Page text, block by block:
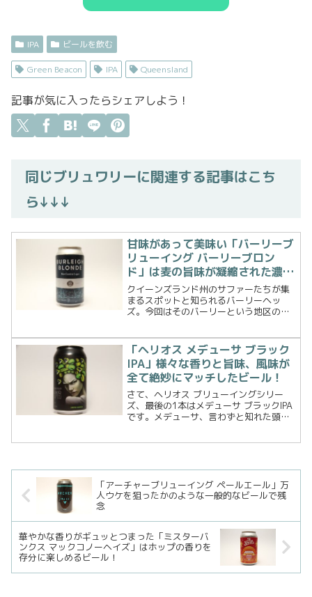
IPA ビールを飲む
Green Beacon IPA Queensland
記事が気に入ったらシェアしよう！
同じブリュワリーに関連する記事はこち
ら↓↓↓
甘味があって美味い「バーリーブ
リューイング バーリーブロン
ド」は麦の旨味が凝縮された濃厚
なラガー！
クイーンズランド州のサファーたちが集
まるスポットと知られるバーリーヘッ
ズ。今回はそのバーリーという地区の名
アガーデン ラガーです。アカシャブリュ
ーイング トレードウ...
「ヘリオス メデューサ ブラック
IPA」様々な香りと旨味、風味が
全て絶妙にマッチしたビール！
さて、ヘリオス ブリューイングシリー
ズ、最後の1本はメデューサ ブラックIPA
です。メデューサ、言わずと知れた頭部
「アーチャーブリューイング ペールエール」万
人ウケを狙ったかのような一般的なビールで残
念
華やかな香りがギュッとつまった「ミスターバ
ンクス マックコノーヘイズ」はホップの香りを
存分に楽しめるビール！